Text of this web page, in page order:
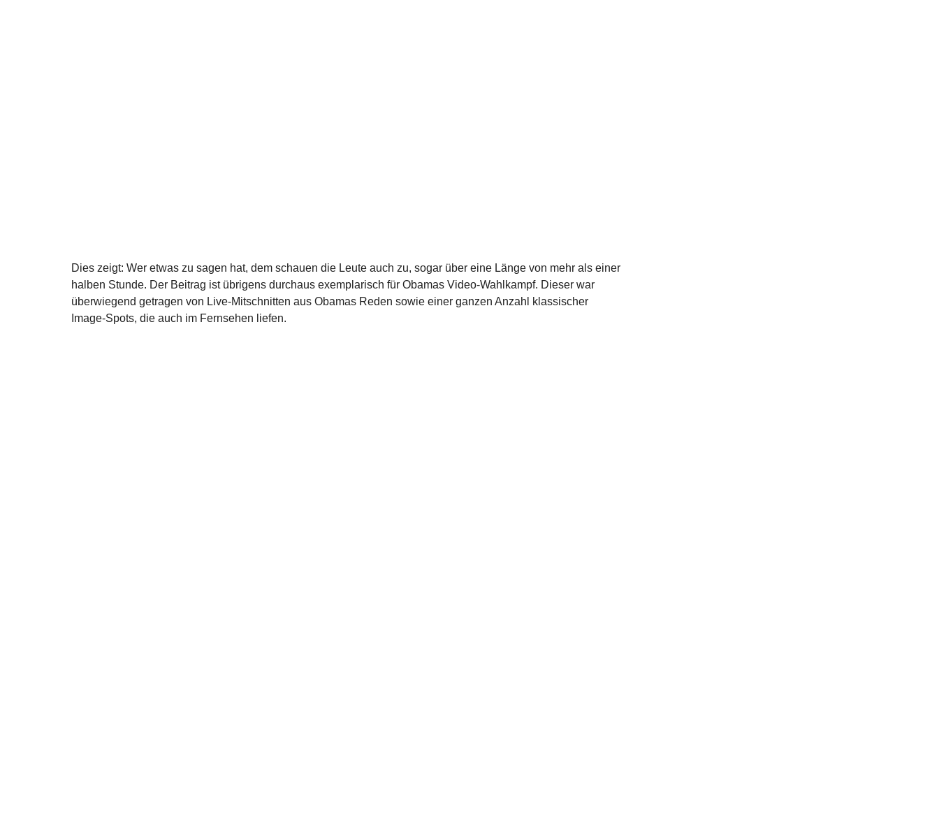
Dies zeigt: Wer etwas zu sagen hat, dem schauen die Leute auch zu, sogar über eine Länge von mehr als einer
halben Stunde. Der Beitrag ist übrigens durchaus exemplarisch für Obamas Video-Wahlkampf. Dieser war
überwiegend getragen von Live-Mitschnitten aus Obamas Reden sowie einer ganzen Anzahl klassischer
Image-Spots, die auch im Fernsehen liefen.